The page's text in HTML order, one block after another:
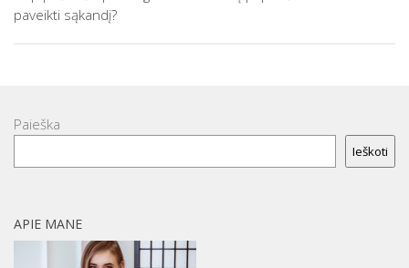
paveikti sąkandį?
Paieška
Ieškoti
APIE MANE